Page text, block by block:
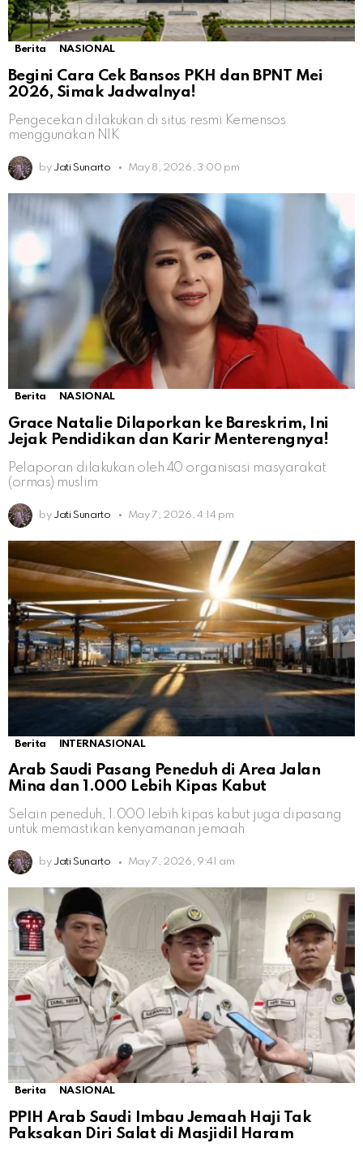
Berita NASIONAL
Begini Cara Cek Bansos PKH dan BPNT Mei
2026, Simak Jadwalnya!
Pengecekan dilakukan di situs resmi Kemensos
menggunakan NIK
by Jati Sunarto May 8, 2026, 3:00 pm
Berita NASIONAL
Grace Natalie Dilaporkan ke Bareskrim, Ini
Jejak Pendidikan dan Karir Menterengnya!
Pelaporan dilakukan oleh 40 organisasi masyarakat
(ormas) muslim
by Jati Sunarto May 7, 2026, 4:14 pm
Berita INTERNASIONAL
Arab Saudi Pasang Peneduh di Area Jalan
Mina dan 1.000 Lebih Kipas Kabut
Selain peneduh, 1.000 lebih kipas kabut juga dipasang
untuk memastikan kenyamanan jemaah
by Jati Sunarto May 7, 2026, 9:41 am
Berita NASIONAL
PPIH Arab Saudi Imbau Jemaah Haji Tak
Paksakan Diri Salat di Masjidil Haram